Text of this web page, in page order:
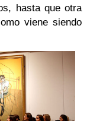
hasta que otra
viene siendo